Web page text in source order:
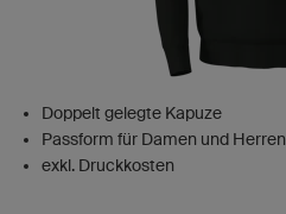
Doppelt gelegte Kapuze
Passform für Damen und Herren
exkl. Druckkosten